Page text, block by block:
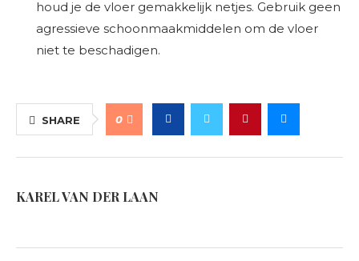
houd je de vloer gemakkelijk netjes. Gebruik geen
agressieve schoonmaakmiddelen om de vloer
niet te beschadigen.
SHARE 0
KAREL VAN DER LAAN